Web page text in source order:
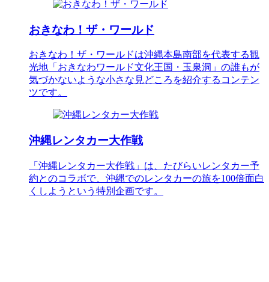
おきなわ！ザ・ワールド
おきなわ！ザ・ワールドは沖縄本島南部を代表する観
光地「おきなわワールド文化王国・玉泉洞」の誰もが
気づかないような小さな見どころを紹介するコンテン
ツです。
沖縄レンタカー大作戦
「沖縄レンタカー大作戦」は、たびらいレンタカー予
約とのコラボで、沖縄でのレンタカーの旅を100倍面白
くしようという特別企画です。